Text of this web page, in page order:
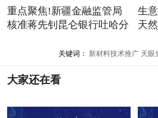
重点聚焦!新疆金融监管局
核准蒋先钊昆仑银行吐哈分
生
天
关键词： 新材料技术推广 天眼
大家还在看